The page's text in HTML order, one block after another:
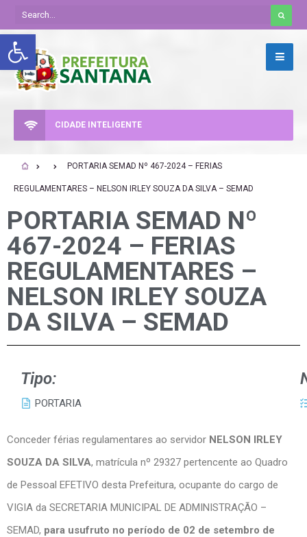
Abrir a barra de ferramentas
CIDADE INTELIGENTE
PORTARIA SEMAD Nº 467-2024 – FERIAS
REGULAMENTARES – NELSON IRLEY SOUZA DA SILVA – SEMAD
PORTARIA SEMAD Nº
467-2024 – FERIAS
REGULAMENTARES –
NELSON IRLEY SOUZA
DA SILVA – SEMAD
Tipo:
PORTARIA
Conceder férias regulamentares ao servidor NELSON IRLEY
SOUZA DA SILVA, matrícula nº 29327 pertencente ao Quadro
de Pessoal EFETIVO desta Prefeitura, ocupante do cargo de
VIGIA da SECRETARIA MUNICIPAL DE ADMINISTRAÇÃO –
SEMAD, para usufruto no período de 02 de setembro de